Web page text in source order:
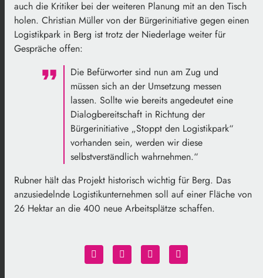
auch die Kritiker bei der weiteren Planung mit an den Tisch
holen. Christian Müller von der Bürgerinitiative gegen einen
Logistikpark in Berg ist trotz der Niederlage weiter für
Gespräche offen:
Die Befürworter sind nun am Zug und
müssen sich an der Umsetzung messen
lassen. Sollte wie bereits angedeutet eine
Dialogbereitschaft in Richtung der
Bürgerinitiative „Stoppt den Logistikpark“
vorhanden sein, werden wir diese
selbstverständlich wahrnehmen.“
Rubner hält das Projekt historisch wichtig für Berg. Das
anzusiedelnde Logistikunternehmen soll auf einer Fläche von
26 Hektar an die 400 neue Arbeitsplätze schaffen.